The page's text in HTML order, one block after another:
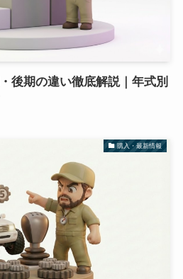
後期の違い徹底解説｜年式別
購入・最新情報